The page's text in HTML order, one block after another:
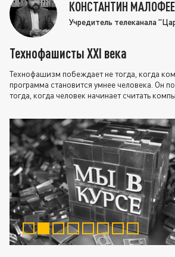
КОНСТАНТИН
Учредитель телеканала
Технофашисты XXI века
Технофашизм побеждает не тогда, когда
программа становится умнее человека. Он
тогда, когда человек начинает считать